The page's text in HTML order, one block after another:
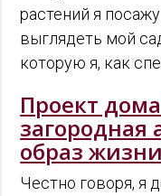
растений я
выглядеть мой
которую я, как
Проект
загородная
образ жизни
Честно говоря, я